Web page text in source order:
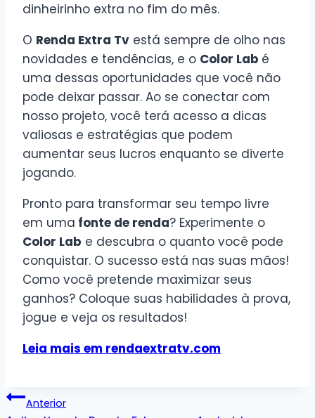
dinheirinho extra no fim do mês.
O Renda Extra Tv está sempre de olho nas
novidades e tendências, e o Color Lab é
uma dessas oportunidades que você não
pode deixar passar. Ao se conectar com
nosso projeto, você terá acesso a dicas
valiosas e estratégias que podem
aumentar seus lucros enquanto se diverte
jogando.
Pronto para transformar seu tempo livre
em uma fonte de renda? Experimente o
Color Lab e descubra o quanto você pode
conquistar. O sucesso está nas suas mãos!
Como você pretende maximizar seus
ganhos? Coloque suas habilidades à prova,
jogue e veja os resultados!
Leia mais em rendaextratv.com
Navegação
Anterior